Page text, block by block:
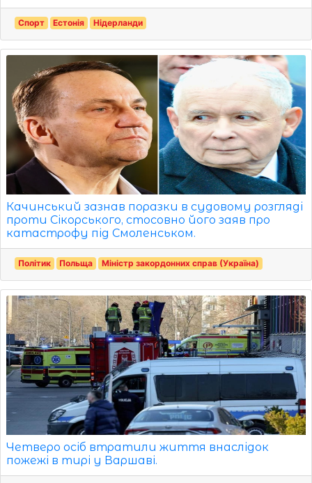
Спорт Естонія Нідерланди
Качинський зазнав поразки в судовому розгляді
проти Сікорського, стосовно його заяв про
катастрофу під Смоленськом.
Політик Польща Міністр закордонних справ (Україна)
Четверо осіб втратили життя внаслідок
пожежі в тирі у Варшаві.